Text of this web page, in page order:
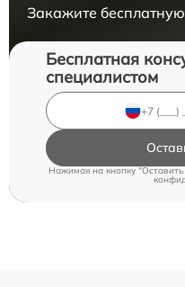
Закажите
Бесплатная
специалистом
Нажимая на кнопку